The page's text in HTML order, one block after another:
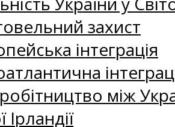
захист
інтеграція
між
Ірландії